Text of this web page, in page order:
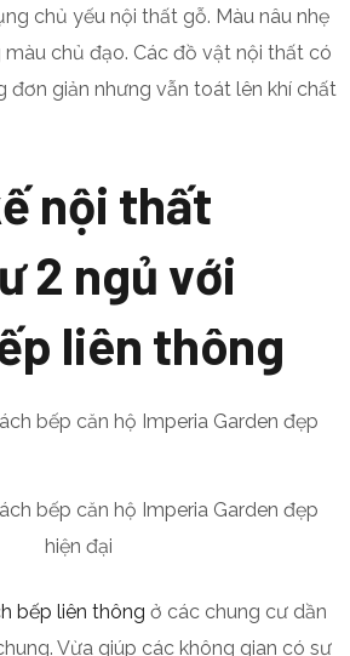
chủ yếu nội thất gỗ. Màu nâu nhẹ
chủ đạo. Các đồ vật nội thất có
đơn giản nhưng vẫn toát lên khí chất
nội thất
2 ngủ với
liên thông
bếp căn hộ Imperia Garden đẹp
hiện đại
bếp liên thông ở các chung cư dần
Vừa giúp các không gian có sự